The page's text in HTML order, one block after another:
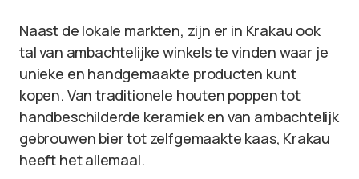
Naast de lokale markten, zijn er in Krakau ook
tal van ambachtelijke winkels te vinden waar je
unieke en handgemaakte producten kunt
kopen. Van traditionele houten poppen tot
handbeschilderde keramiek en van ambachtelijk
gebrouwen bier tot zelfgemaakte kaas, Krakau
heeft het allemaal.